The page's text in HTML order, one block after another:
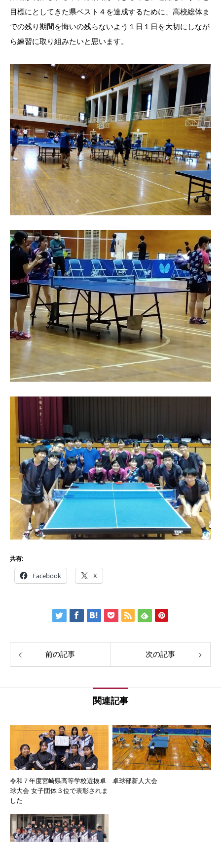
目標にとしてきた県ベスト４を達成するために、高校総体ま
での残り期間を悔いの残らないよう１日１日を大切にしなが
ら練習に取り組みたいと思います。
共有:
Facebook X
前の記事 次の記事
関連記事
令和７年度宮崎県高等学校選抜卓
球大会 女子団体３位で表彰されま
した
卓球部新人大会